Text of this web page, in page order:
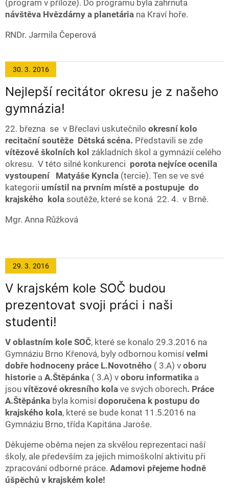
(program v příloze). Do programu byla zahrnuta
návštěva Hvězdárny a planetária na Kraví hoře.
RNDr. Jarmila Čeperová
30. 3. 2016
Nejlepší recitátor okresu je z našeho
gymnázia!
22. března se v Břeclavi uskutečnilo okresní kolo
recitační soutěže Dětská scéna. Představili se zde
vítězové školních kol základních škol a gymnázií celého
okresu. V této silné konkurenci porota nejvíce ocenila
vystoupení Matyáše Kyncla (tercie). Ten se ve své
kategorii umístil na prvním místě a postupuje do
krajského kola soutěže, které se koná 22. 4. v Brně.
Mgr. Anna Růžková
29. 3. 2016
V krajském kole SOČ budou
prezentovat svoji práci i naši
studenti!
V oblastním kole SOČ, které se konalo 29.3.2016 na
Gymnáziu Brno Křenová, byly odbornou komisívelmi
dobře hodnoceny práce L.Novotného ( 3.A) v oboru
historie a A.Štěpánka ( 3.A) v oboru informatika a
jsou vítězové okresního kola ve svých oborech. Práce
A.Štěpánka byla komisídoporučena k postupu do
krajského kola, které se bude konat 11.5.2016 na
Gymnáziu Brno, třída Kapitána Jaroše.
Děkujeme oběma nejen za skvělou reprezentaci naší
školy, ale především za jejich mimoškolní aktivitu při
zpracování odborné práce. Adamovi přejeme hodně
úšpěchů v krajském kole!